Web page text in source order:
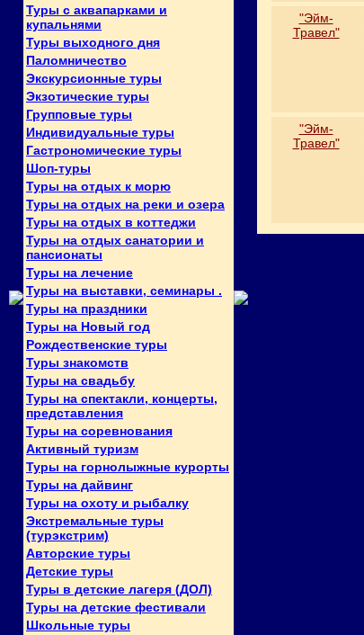
Туры с аквапарками и
купальнями
Туры выходного дня
Паломничество
Экскурсионные туры
Экзотические туры
Групповые туры
Индивидуальные туры
Гастрономические туры
Шоп-туры
Туры на отдых к морю
Туры на отдых на реки и озера
Туры на отдых в коттеджи
Туры на отдых санатории и
пансионаты
Туры на лечение
Туры на выставки, семинары .
Туры на праздники
Туры на Новый год
Рождественские туры
Туры знакомств
Туры на свадьбу
Туры на спектакли, концерты,
представления
Туры на соревнования
Активный туризм
Туры на горнолыжные курорты
Туры на дайвинг
Туры на охоту и рыбалку
Экстремальные туры
(турэкстрим)
Авторские туры
Детские туры
Туры в детские лагеря (ДОЛ)
Туры на детские фестивали
Школьные туры
"Эйм-
Травел"
"Эйм-
Травел"